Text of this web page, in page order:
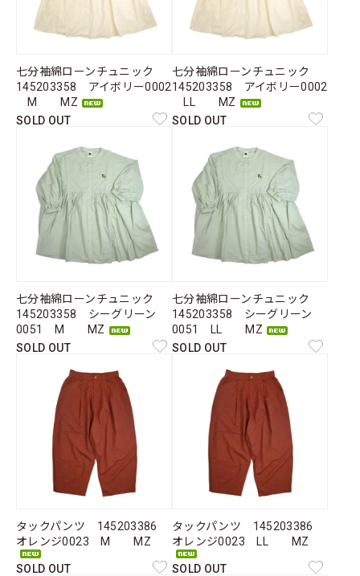
七分袖綿ローンチュニック
145203358 アイボリー0002
M MZ
SOLD OUT
七分袖綿ローンチュニック
145203358 アイボリー0002
LL MZ
SOLD OUT
七分袖綿ローンチュニック
145203358 シーグリーン
0051 M MZ
SOLD OUT
七分袖綿ローンチュニック
145203358 シーグリーン
0051 LL MZ
SOLD OUT
タックパンツ 145203386
オレンジ0023 M MZ
SOLD OUT
タックパンツ 145203386
オレンジ0023 LL MZ
SOLD OUT